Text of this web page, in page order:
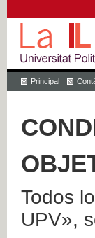
Principal
Todos
UPV»,